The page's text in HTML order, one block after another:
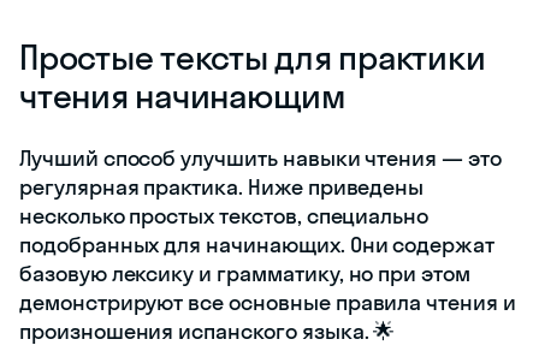
Простые тексты для практики
чтения начинающим
Лучший способ улучшить навыки чтения — это
регулярная практика. Ниже приведены
несколько простых текстов, специально
подобранных для начинающих. Они содержат
базовую лексику и грамматику, но при этом
демонстрируют все основные правила чтения и
произношения испанского языка. 🌟